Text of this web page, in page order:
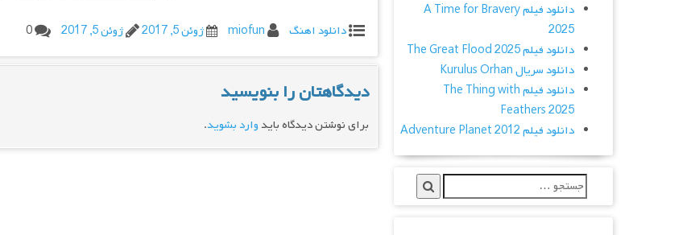
دانلود اهنگ miofun ژوئن 5, 2017 ژوئن 5, 2017 0
دیدگاهتان را بنویسید
برای نوشتن دیدگاه بایدوارد بشوید.
دانلود فیلم A Time for Bravery
2025
دانلود فیلم The Great Flood 2025
دانلود سریال Kurulus Orhan
دانلود فیلم The Thing with
Feathers 2025
دانلود فیلم Adventure Planet 2012